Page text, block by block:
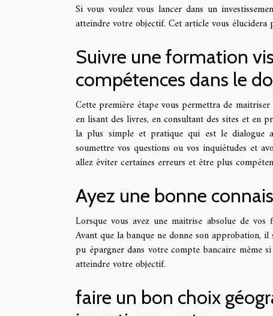
Si vous voulez vous lancer dans un
atteindre votre objectif. Cet article vous élucidera
Suivre une formation
compétences dans le
Cette première étape vous permettra de
en lisant des livres, en consultant des sites et en
la plus simple et pratique qui est le dialogue
soumettre vos questions ou vos inquiétudes et
allez éviter certaines erreurs et être plus
Ayez une bonne
Lorsque vous avez une maitrise absolue de
Avant que la banque ne donne son approbation, il
pu épargner dans votre compte bancaire même
atteindre votre objectif.
faire un bon choix